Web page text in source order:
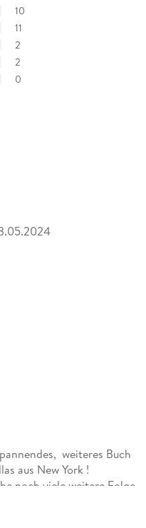
10
11
2
2
0
weiteres Buch
aus New York !
noch viele weitere Folge